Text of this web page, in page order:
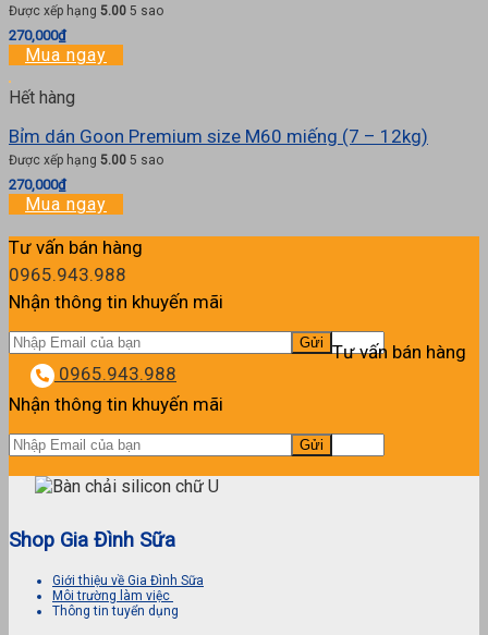
Được xếp hạng 5.00 5 sao
270,000₫
Mua ngay
Hết hàng
Bỉm dán Goon Premium size M60 miếng (7 – 12kg)
Được xếp hạng 5.00 5 sao
270,000₫
Mua ngay
Tư vấn bán hàng
0965.943.988
Nhận thông tin khuyến mãi
Tư vấn bán hàng
0965.943.988
Nhận thông tin khuyến mãi
Shop Gia Đình Sữa
Giới thiệu về Gia Đình Sữa
Môi trường làm việc
Thông tin tuyển dụng